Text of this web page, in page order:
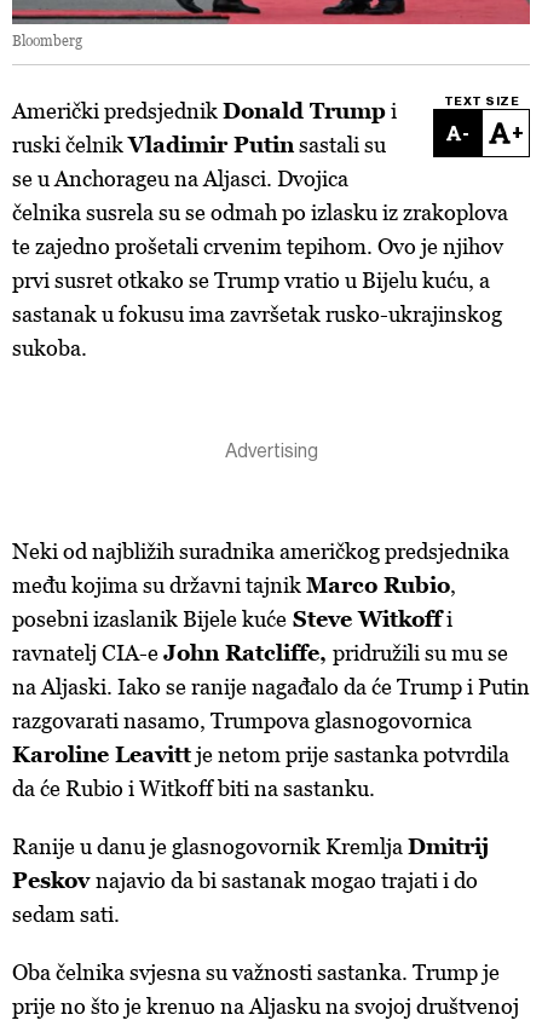
Bloomberg
TEXT SIZE
- +
Američki predsjednikDonald Trumpi
ruski čelnikVladimir Putinsastali su
se u Anchorageu na Aljasci. Dvojica
čelnika susrela su se odmah po izlasku iz zrakoplova
te zajedno prošetali crvenim tepihom. Ovo je njihov
prvi susret otkako se Trump vratio u Bijelu kuću, a
sastanak u fokusu ima završetak rusko-ukrajinskog
sukoba.
Neki od najbližih suradnika američkog predsjednika
među kojima su državni tajnikMarco Rubio,
posebni izaslanik Bijele kuće Steve Witkoffi
ravnatelj CIA-eJohn Ratcliffe, pridružili su mu se
na Aljaski. Iako se ranije nagađalo da će Trump i Putin
razgovarati nasamo, Trumpova glasnogovornica
Karoline Leavittje netom prije sastanka potvrdila
da ćeRubio i Witkoff biti na sastanku.
Ranije u danu je glasnogovornik Kremlja Dmitrij
Peskovnajavio da bi sastanak mogao trajati i do
sedam sati.
Oba čelnika svjesna su važnosti sastanka. Trump je
prije no što je krenuo na Aljasku na svojoj društvenoj